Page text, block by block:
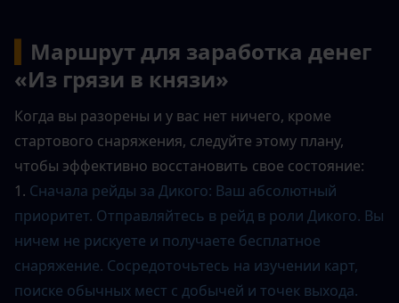
Маршрут для заработка денег
«Из грязи в князи»
Когда вы разорены и у вас нет ничего, кроме
стартового снаряжения, следуйте этому плану,
чтобы эффективно восстановить свое состояние:
1. Сначала рейды за Дикого: Ваш абсолютный
приоритет. Отправляйтесь в рейд в роли Дикого. Вы
ничем не рискуете и получаете бесплатное
снаряжение. Сосредоточьтесь на изучении карт,
поиске обычных мест с добычей и точек выхода.